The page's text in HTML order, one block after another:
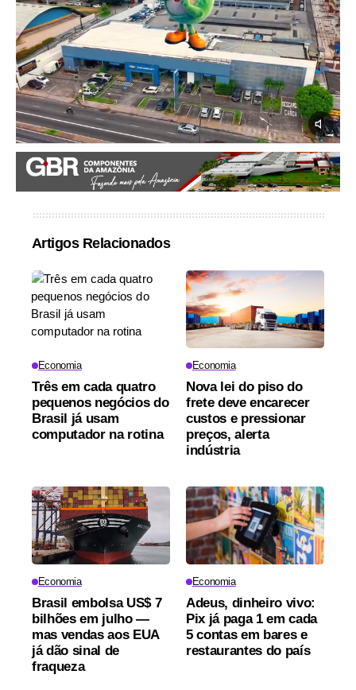
Artigos Relacionados
Economia
Três em cada quatro
pequenos negócios do
Brasil já usam
computador na rotina
Economia
Nova lei do piso do
frete deve encarecer
custos e pressionar
preços, alerta
indústria
Economia
Brasil embolsa US$ 7
bilhões em julho —
mas vendas aos EUA
já dão sinal de
fraqueza
Economia
Adeus, dinheiro vivo:
Pix já paga 1 em cada
5 contas em bares e
restaurantes do país